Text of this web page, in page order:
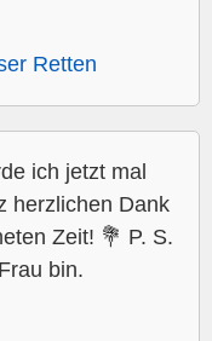
Retten
ich jetzt mal
herzlichen Dank
Zeit! 💐 P. S.
bin.